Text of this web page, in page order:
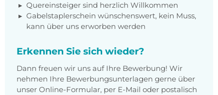
Quereinsteiger sind herzlich Willkommen
Gabelstaplerschein wünschenswert, kein Muss,
kann über uns erworben werden
Erkennen Sie sich wieder?
Dann freuen wir uns auf Ihre Bewerbung! Wir
nehmen Ihre Bewerbungsunterlagen gerne über
unser Online-Formular, per E-Mail oder postalisch